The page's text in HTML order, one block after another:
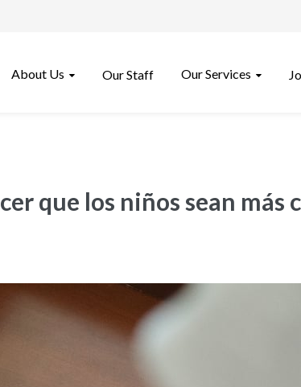
About Us Our Staff Our Services
que los niños sean más